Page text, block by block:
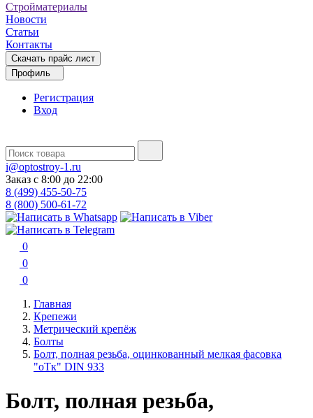
Стройматериалы
Новости
Статьи
Контакты
Скачать прайс лист
Профиль
Регистрация
Вход
i@optostroy-1.ru
Заказ с 8:00 до 22:00
8 (499) 455-50-75
8 (800) 500-61-72
0
0
0
Главная
Крепежи
Метрический крепёж
Болты
Болт, полная резьба, оцинкованный мелкая фасовка
"оТк" DIN 933
Болт, полная резьба,